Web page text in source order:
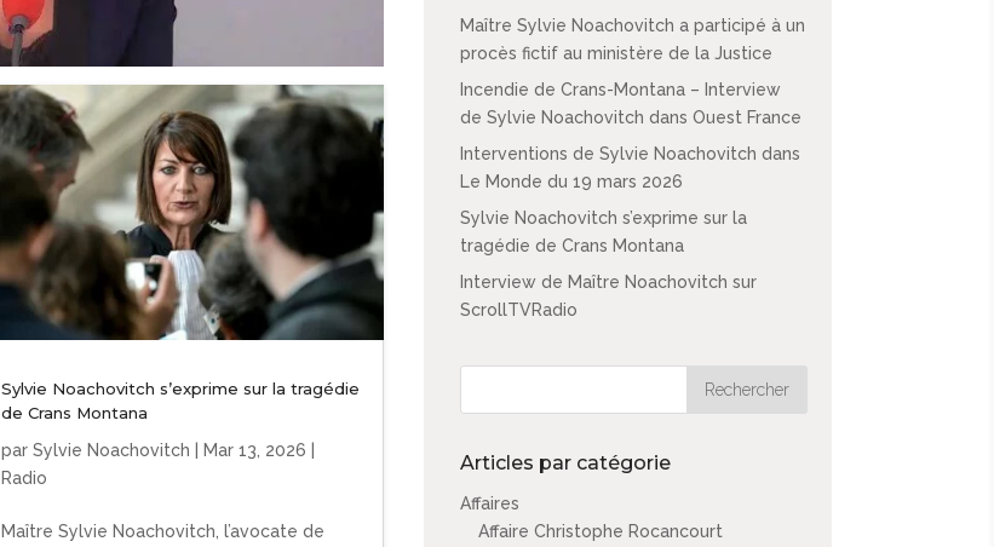
Sylvie Noachovitch s’exprime sur la tragédie
de Crans Montana
par Sylvie Noachovitch Mar 13, 2026
Radio
Maître Sylvie Noachovitch, l’avocate de
Maître Sylvie Noachovitch a participé à un
procès fictif au ministère de la Justice
Incendie de Crans-Montana – Interview
de Sylvie Noachovitch dans Ouest France
Interventions de Sylvie Noachovitch dans
Le Monde du 19 mars 2026
Sylvie Noachovitch s’exprime sur la
tragédie de Crans Montana
Interview de Maître Noachovitch sur
ScrollTVRadio
Articles par catégorie
Affaires
Affaire Christophe Rocancourt